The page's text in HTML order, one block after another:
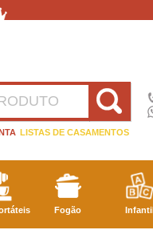
LISTAS DE CASAMENTOS
Fogão Infantil